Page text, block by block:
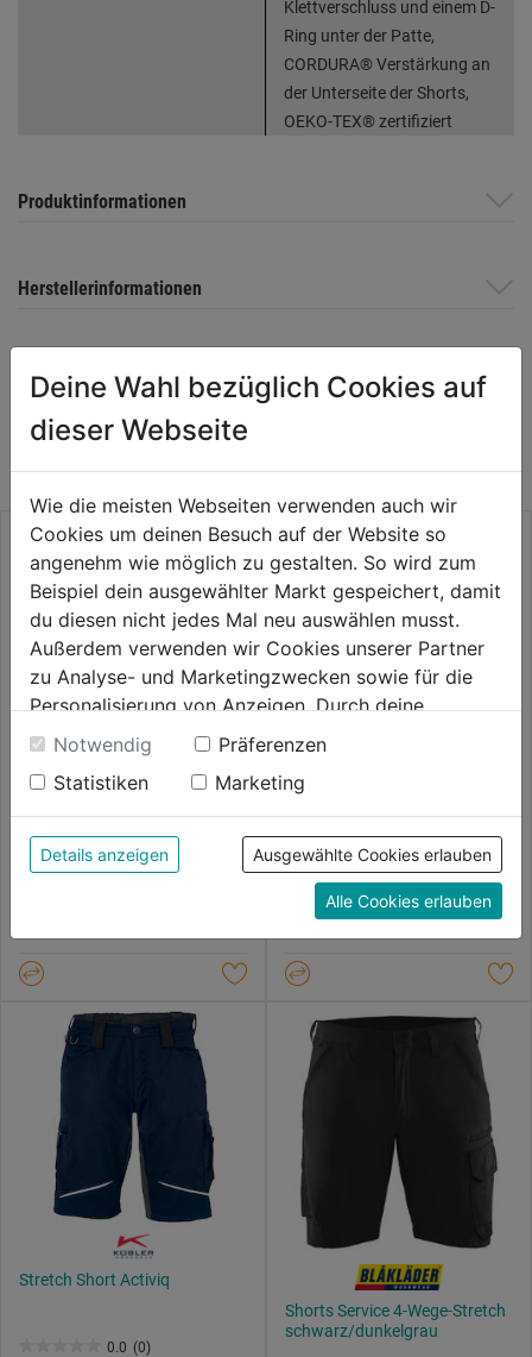
Klettverschluss und einem D-
Ring unter der Patte,
CORDURA® Verstärkung an
der Unterseite der Shorts,
OEKO-TEX® zertifiziert
Produktinformationen
Herstellerinformationen
WEITERE PRODUKTE AUS DIESER
KATEGORIE
Short Service Stretch
0.0 (0)
0.0
Short Icon 100808
0.0 (0)
0.0
77,99€
Stretch Short Activiq
0.0 (0)
Shorts Service 4-Wege-Stretch
schwarz/dunkelgrau
Deine Wahl bezüglich Cookies auf
dieser Webseite
Wie die meisten Webseiten verwenden auch wir
Cookies um deinen Besuch auf der Website so
angenehm wie möglich zu gestalten. So wird zum
Beispiel dein ausgewählter Markt gespeichert, damit
du diesen nicht jedes Mal neu auswählen musst.
Außerdem verwenden wir Cookies unserer Partner
zu Analyse- und Marketingzwecken sowie für die
Personalisierung von Anzeigen. Durch deine
Einwilligung werden die Daten von Drittanbieter,
unter anderem auch in den USA, verarbeitet.
Durch Klick auf "Alle Cookies erlauben" stimmst du
der Verwendung aller Cookies zu. Unter "Details
anzeigen" findest du alle Infos zu den
unterschiedlichen Cookies, unter "Cookies
Konfigurieren" kannst du auswählen, welche Cookies
du zulassen möchtest und welche nicht.
Weitere Informationen findest du in unserer
Datenschutzerklärung
.
Notwendig
Präferenzen
Statistiken
Marketing
Details anzeigen Ausgewählte Cookies erlauben
Alle Cookies erlauben